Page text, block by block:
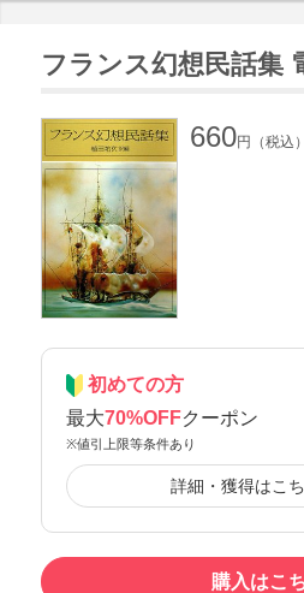
フランス幻想民話集
660円（税込）
初めての方
最大70%OFFクーポン
※値引上限等条件あり
詳細・獲得はこ
購入はこ